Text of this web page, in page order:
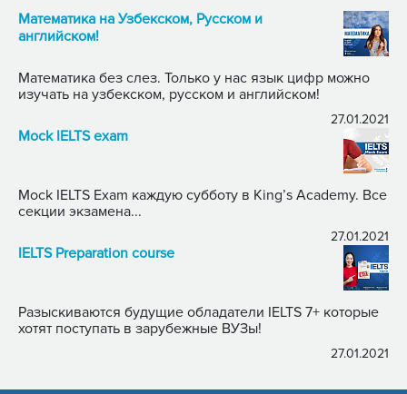
Математика на Узбекском, Русском и
английском!
Математика без слез. Только у нас язык цифр можно
изучать на узбекском, русском и английском!
27.01.2021
Mock IELTS exam
Mock IELTS Exam каждую субботу в King’s Academy. Все
секции экзамена...
27.01.2021
IELTS Preparation course
Разыскиваются будущие обладатели IELTS 7+ которые
хотят поступать в зарубежные ВУЗы!
27.01.2021